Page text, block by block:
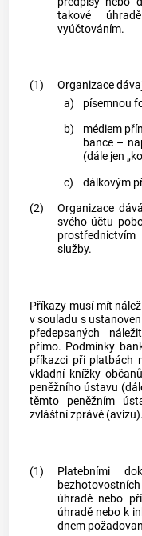
takové
vyúčtováním.
(1)
Organizace
a)
písemnou
b)
médiem
bance –
(dále jen
c)
dálkovým
(2)
Organizace
svého účtu
služby.
Příkazy musí mít
v souladu s
předepsaných
přímo. Podmínky
příkazci při platbách
vkladní knížky
peněžního ústavu
těmto peněžním
zvláštní zprávě (avizu).
(1)
Platebními
úhradě nebo
úhradě nebo k
dnem